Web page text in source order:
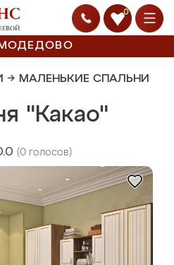
0
→ МАЛЕНЬКИЕ СПАЛЬНИ
"Какао"
(0 голосов)